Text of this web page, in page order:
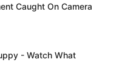
Caught On Camera
- Watch What